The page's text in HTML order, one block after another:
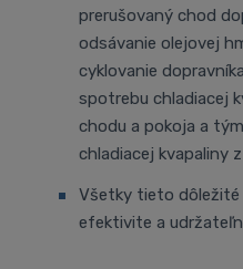
prerušovaný chod
odsávanie olejovej
cyklovanie
spotrebu chladiacej
chodu a pokoja a
chladiacej kvapaliny
Všetky tieto dôležité
efektivite a